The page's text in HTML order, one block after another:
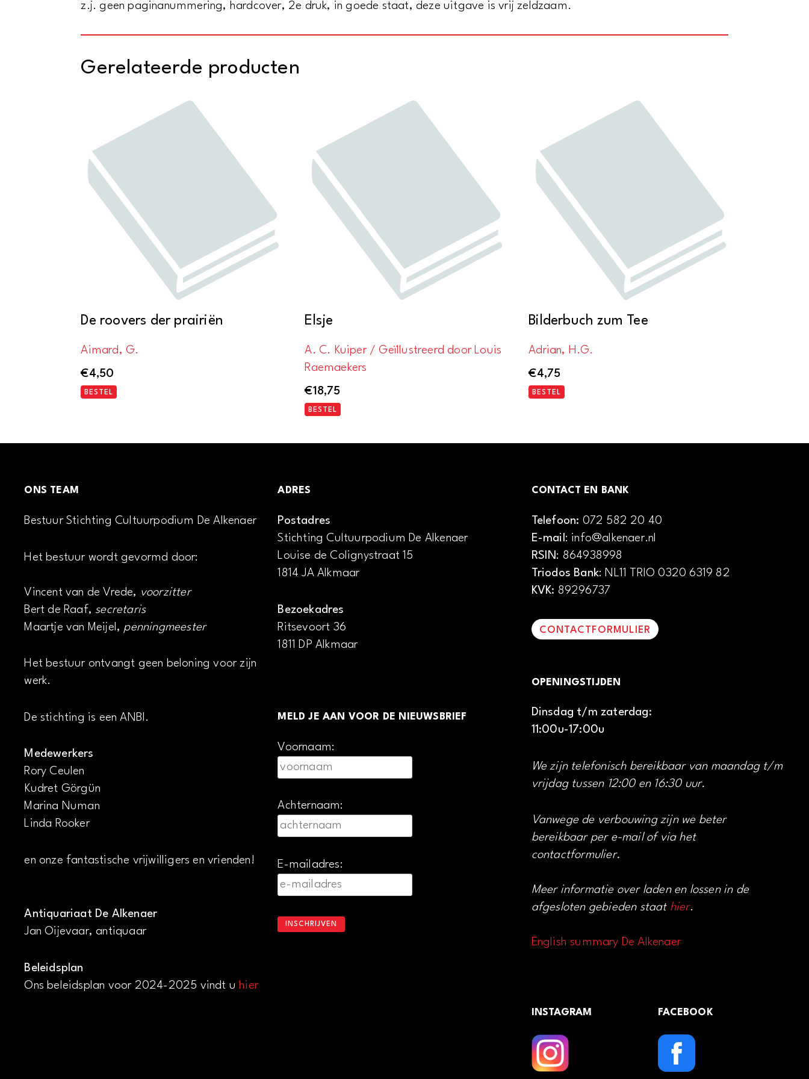
z.j. geen paginanummering, hardcover, 2e druk, in goede staat, deze uitgave is vrij zeldzaam.
Gerelateerde producten
De roovers der prairiën
Aimard, G.
€4,50
BESTEL
Elsje
A. C. Kuiper / Geïllustreerd door Louis
Raemaekers
€18,75
BESTEL
Bilderbuch zum Tee
Adrian, H.G.
€4,75
BESTEL
ONS TEAM
Bestuur Stichting Cultuurpodium De Alkenaer
Het bestuur wordt gevormd door:
Vincent van de Vrede, voorzitter
Bert de Raaf, secretaris
Maartje van Meijel, penningmeester
Het bestuur ontvangt geen beloning voor zijn
werk.
De stichting is een ANBI.
Medewerkers
Rory Ceulen
Kudret Görgün
Marina Numan
Linda Rooker
en onze fantastische vrijwilligers en vrienden!
Antiquariaat De Alkenaer
Jan Oijevaar, antiquaar
Beleidsplan
Ons beleidsplan voor 2024-2025 vindt u hier
ADRES
Postadres
Stichting Cultuurpodium De Alkenaer
Louise de Colignystraat 15
1814 JA Alkmaar
Bezoekadres
Ritsevoort 36
1811 DP Alkmaar
MELD JE AAN VOOR DE NIEUWSBRIEF
Voornaam:
Achternaam:
E-mailadres:
CONTACT EN BANK
Telefoon: 072 582 20 40
E-mail: info@alkenaer.nl
RSIN: 864938998
Triodos Bank: NL11 TRIO 0320 6319 82
KVK: 89296737
CONTACTFORMULIER
OPENINGSTIJDEN
Dinsdag t/m zaterdag:
11:00u-17:00u
We zijn telefonisch bereikbaar van maandag t/m
vrijdag tussen 12:00 en 16:30 uur.
Vanwege de verbouwing zijn we beter
bereikbaar per e-mail of via het
contactformulier.
Meer informatie over laden en lossen in de
afgesloten gebieden staat hier.
English summary De Alkenaer
INSTAGRAM FACEBOOK